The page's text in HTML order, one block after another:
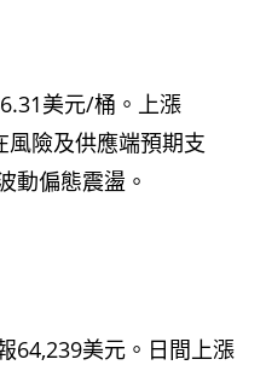
美元/桶。上漲
風險及供應端預期支
動偏態震盪。
64,239美元。日間上漲